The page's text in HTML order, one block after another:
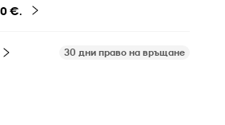
€.
30 дни право на връщане